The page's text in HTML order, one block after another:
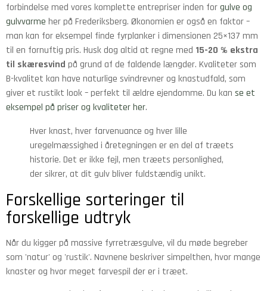
forbindelse med vores komplette entrepriser inden forgulve og
gulvvarme her på Frederiksberg. Økonomien er også en faktor –
man kan for eksempel finde fyrplanker i dimensionen 25×137 mm
til en fornuftig pris. Husk dog altid at regne med 15-20 % ekstra
til skæresvind på grund af de faldende længder. Kvaliteter som
B-kvalitet kan have naturlige svindrevner og knastudfald, som
giver et rustikt look – perfekt til ældre ejendomme. Du kan se et
eksempel på priser og kvaliteter her.
Hver knast, hver farvenuance og hver lille
uregelmæssighed i åretegningen er en del af træets
historie. Det er ikke fejl, men træets personlighed,
der sikrer, at dit gulv bliver fuldstændig unikt.
Forskellige sorteringer til
forskellige udtryk
Når du kigger på massive fyrretræsgulve, vil du møde begreber
som 'natur' og 'rustik'. Navnene beskriver simpelthen, hvor mange
knaster og hvor meget farvespil der er i træet.